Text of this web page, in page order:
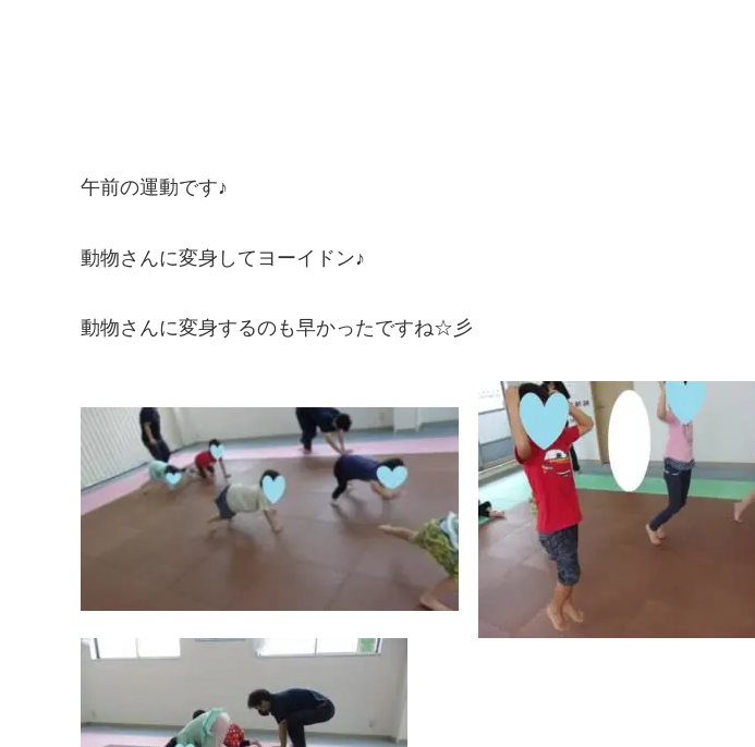
午前の運動です♪
動物さんに変身してヨーイドン♪
動物さんに変身するのも早かったですね☆彡